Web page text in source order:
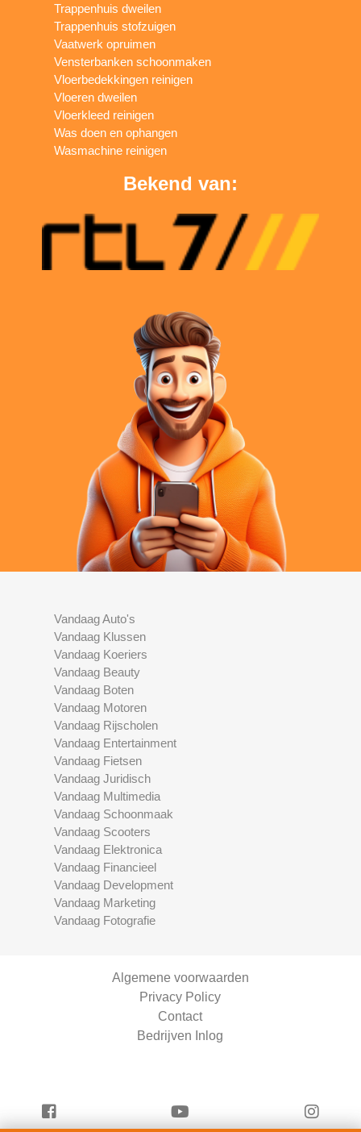
Trappenhuis dweilen
Trappenhuis stofzuigen
Vaatwerk opruimen
Vensterbanken schoonmaken
Vloerbedekkingen reinigen
Vloeren dweilen
Vloerkleed reinigen
Was doen en ophangen
Wasmachine reinigen
Bekend van:
Vandaag Auto's
Vandaag Klussen
Vandaag Koeriers
Vandaag Beauty
Vandaag Boten
Vandaag Motoren
Vandaag Rijscholen
Vandaag Entertainment
Vandaag Fietsen
Vandaag Juridisch
Vandaag Multimedia
Vandaag Schoonmaak
Vandaag Scooters
Vandaag Elektronica
Vandaag Financieel
Vandaag Development
Vandaag Marketing
Vandaag Fotografie
Algemene voorwaarden
Privacy Policy
Contact
Bedrijven Inlog